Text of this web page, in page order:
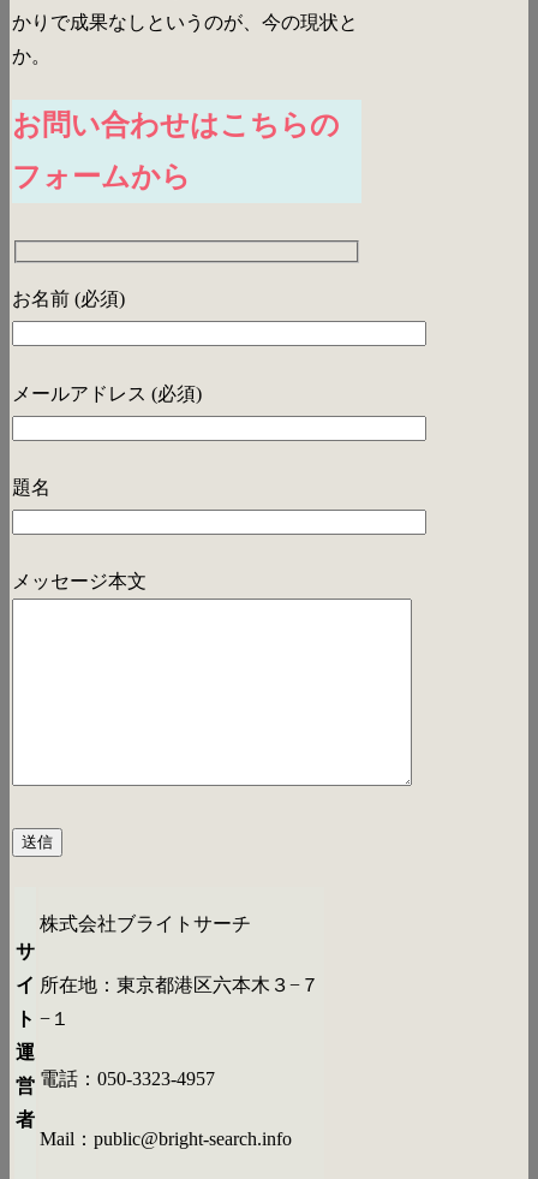
かりで成果なしというのが、今の現状と
か。
お問い合わせはこちらの
フォームから
お名前 (必須)
メールアドレス (必須)
題名
メッセージ本文
サ
イ
ト
運
営
者
株式会社ブライトサーチ
所在地：東京都港区六本木３−７
−１
電話：050-3323-4957
Mail：public@bright-search.info